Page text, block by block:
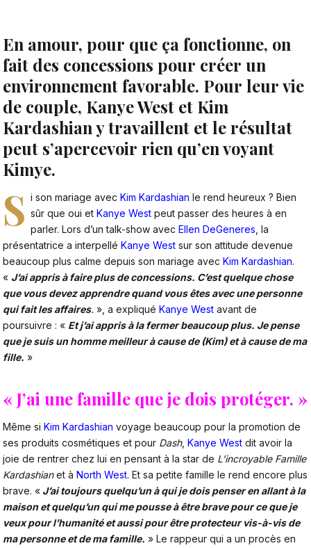
En amour, pour que ça fonctionne, on
fait des concessions pour créer un
environnement favorable. Pour leur vie
de couple, Kanye West et Kim
Kardashian y travaillent et le résultat
peut s’apercevoir rien qu’en voyant
Kimye.
S i son mariage avecKim Kardashian le rend heureux ? Bien
sûr que oui etKanye West peut passer des heures à en
parler. Lors d’un talk-show avecEllen DeGeneres , la
présentatrice a interpellé Kanye West sur son attitude devenue
beaucoup plus calme depuis son mariage avec Kim Kardashian.
« J’ai appris à faire plus de concessions. C’est quelque chose
que vous devez apprendre quand vous êtes avec une personne
qui fait les affaires. », a expliqué Kanye West avant de
poursuivre : « Et j’ai appris à la fermer beaucoup plus. Je pense
que je suis un homme meilleur à cause de (Kim) et à cause de ma
fille. »
« J’ai une famille que je dois protéger. »
Même si Kim Kardashian voyage beaucoup pour la promotion de
ses produits cosmétiques et pour Dash, Kanye West dit avoir la
joie de rentrer chez lui en pensant à la star de L’incroyable Famille
Kardashianet à North West. Et sa petite famille le rend encore plus
brave. « J’ai toujours quelqu’un à qui je dois penser en allant à la
maison et quelqu’un qui me pousse à être brave pour ce que je
veux pour l’humanité et aussi pour être protecteur vis-à-vis de
ma personne et de ma famille. » Le rappeur qui a un procès en